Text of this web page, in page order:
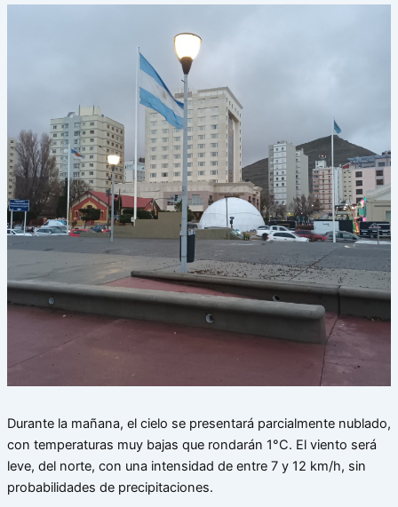
Durante la mañana, el cielo se presentará parcialmente nublado,
con temperaturas muy bajas que rondarán 1°C. El viento será
leve, del norte, con una intensidad de entre 7 y 12 km/h, sin
probabilidades de precipitaciones.